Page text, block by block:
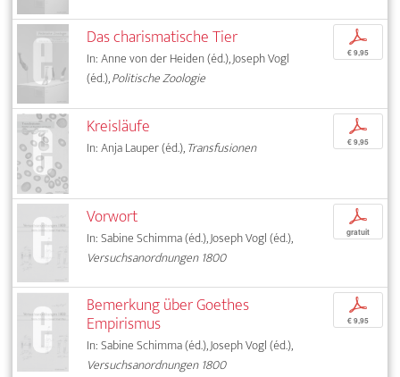
Das charismatische Tier
In: Anne von der Heiden (éd.), Joseph Vogl
(éd.),Politische Zoologie
p
€ 9,95
Kreisläufe
In: Anja Lauper (éd.),Transfusionen
p
€ 9,95
Vorwort
In: Sabine Schimma (éd.), Joseph Vogl (éd.),
Versuchsanordnungen 1800
p
gratuit
Bemerkung über Goethes
Empirismus
In: Sabine Schimma (éd.), Joseph Vogl (éd.),
Versuchsanordnungen 1800
p
€ 9,95